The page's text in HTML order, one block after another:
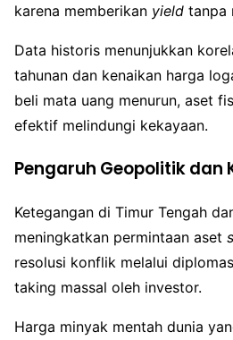
karena memberikan yield tanpa
Data historis menunjukkan
tahunan dan kenaikan harga
beli mata uang menurun, aset
efektif melindungi kekayaan.
Pengaruh Geopolitik dan
Ketegangan di Timur Tengah
meningkatkan permintaan aset
resolusi konflik melalui
taking massal oleh investor.
Harga minyak mentah dunia